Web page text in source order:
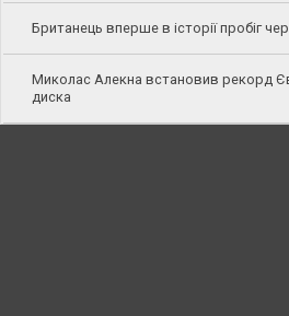
Британець вперше в історії пробіг
Миколас Алекна встановив рекорд
диска